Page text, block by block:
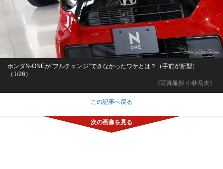
《写真撮影 小林岳夫》
ホンダN-ONEが“フルチェンジ”できなかったワケとは？（手前が新型）
（1/26）
この記事へ戻る